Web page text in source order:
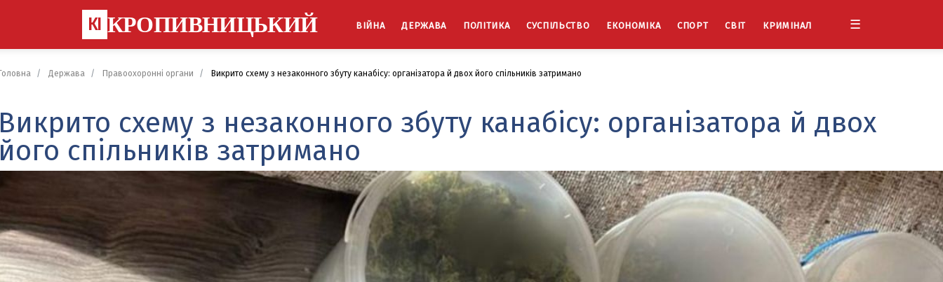
КІ КРОПИВНИЦЬКИЙ ВІЙНА ДЕРЖАВА ПОЛІТИКА СУСПІЛЬСТВО ЕКОНОМІКА СПОРТ СВІТ КРИМІНАЛ ☰
Держава Правоохоронні органи Викрито схему з незаконного збуту канабісу: організатора й двох його спільників затримано
схему з незаконного збуту канабісу: організатора й двох
спільників затримано